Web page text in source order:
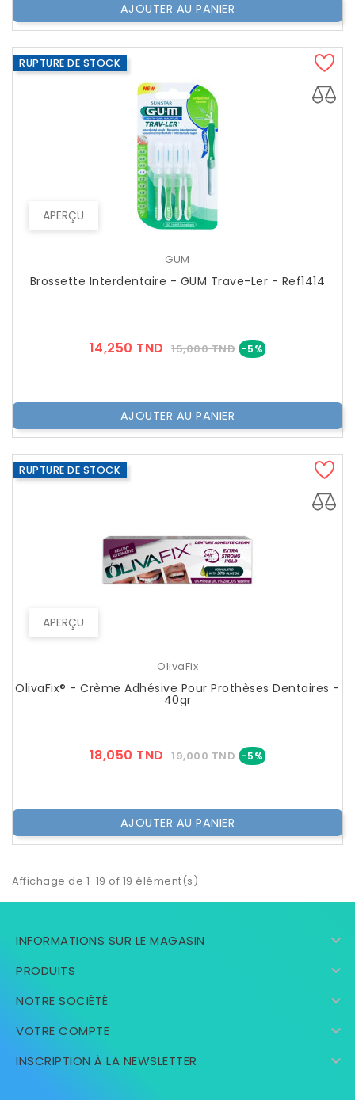
AJOUTER AU PANIER
APERÇU
RUPTURE DE STOCK
GUM
Brossette Interdentaire - GUM Trave-Ler - Ref1414
14,250 TND Prix
15,000 TND -5%Prix
AJOUTER AU PANIER
APERÇU
RUPTURE DE STOCK
OlivaFix
OlivaFix® - Crème Adhésive Pour Prothèses Dentaires -
40gr
18,050 TND Prix
19,000 TND -5%Prix
AJOUTER AU PANIER
Affichage de 1-19 of 19 élément(s)
INFORMATIONS SUR LE MAGASIN 
PRODUITS 
NOTRE SOCIÉTÉ 
VOTRE COMPTE 
INSCRIPTION À LA NEWSLETTER 